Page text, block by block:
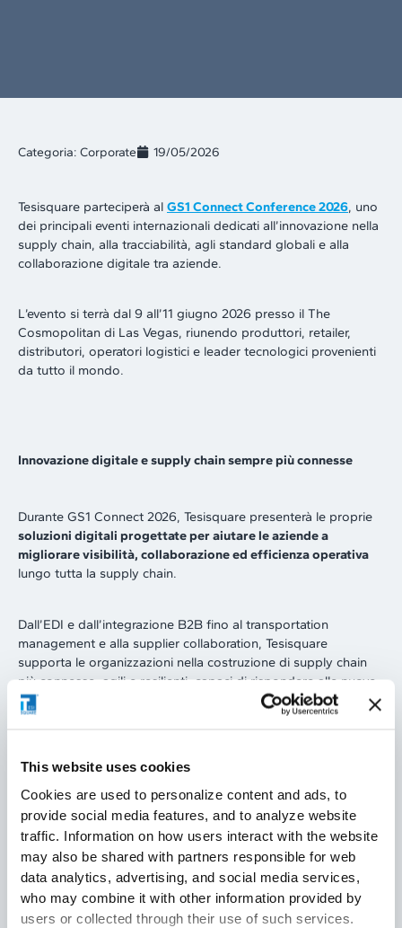
This website uses cookies
Cookies are used to personalize content and ads, to
provide social media features, and to analyze website
traffic. Information on how users interact with the website
may also be shared with partners responsible for web
data analytics, advertising, and social media services,
who may combine it with other information provided by
users or collected through their use of such services.
Categoria: Corporate 19/05/2026
Tesisquare parteciperà al GS1 Connect Conference 2026, uno
dei principali eventi internazionali dedicati all’innovazione nella
supply chain, alla tracciabilità, agli standard globali e alla
collaborazione digitale tra aziende.
L’evento si terrà dal 9 all’11 giugno 2026 presso il The
Cosmopolitan di Las Vegas, riunendo produttori, retailer,
distributori, operatori logistici e leader tecnologici provenienti
da tutto il mondo.
Innovazione digitale e supply chain sempre più connesse
Durante GS1 Connect 2026, Tesisquare presenterà le proprie
soluzioni digitali progettate per aiutare le aziende a
migliorare visibilità, collaborazione ed efficienza operativa
lungo tutta la supply chain.
Dall’EDI e dall’integrazione B2B fino al transportation
management e alla supplier collaboration, Tesisquare
supporta le organizzazioni nella costruzione di supply chain
più connesse, agili e resilienti, capaci di rispondere alle nuove
esigenze del mercato e alla crescente complessità operativa.
nostre tecnologie consentano di:
aumentare la visibilità end-to-end della supply chain
integrare in modo efficace partner e fornitori
ottimizzare i processi logistici e di orchestrazione
migliorare collaborazione, tracciabilità e compliance